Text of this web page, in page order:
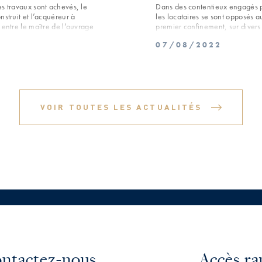
travaux sont achevés, le
et l’acquéreur à
le maître de l’ouvrage
entre le vendeur et
Dans des contentieux
les locataires se sont opposés
premier confinement, sur
arrêts du 30 juin 2022.
07/08/2022
VOIR TOUTES LES ACTUALITÉS